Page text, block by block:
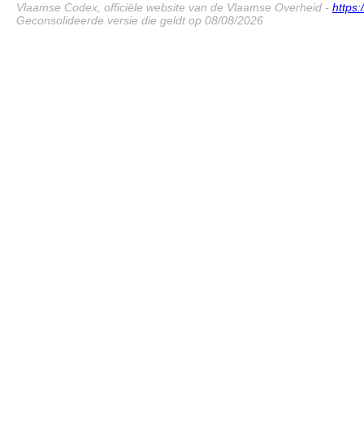
Vlaamse Codex, officiële website van de Vlaamse Overheid -
Geconsolideerde versie die geldt op 08/08/2026